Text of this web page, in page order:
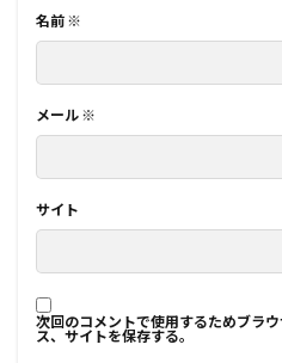
名前 ※
メール ※
サイト
次回のコメントで使用するためブラ
ス、サイトを保存する。